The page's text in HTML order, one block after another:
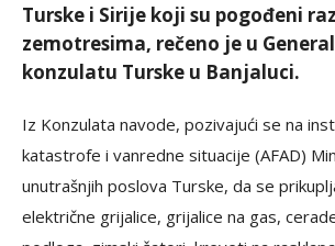
Turske i Sirije koji su pogođeni
zemotresima, rečeno je u
konzulatu Turske u Banjaluci.
Iz Konzulata navode, pozivajući se na
katastrofe i vanredne situacije (AFAD)
unutrašnjih poslova Turske, da se
električne grijalice, grijalice na gas,